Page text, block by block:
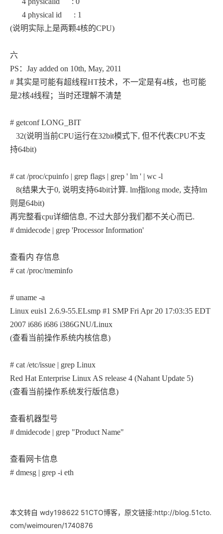
4 physical id : 1
(说明实际上是两颗4核的CPU)
六
PS：Jay added on 10th, May, 2011
# 其实是可能有超线程HT技术，不一定是有4核，也可能
是2核4线程；当时还理解不清楚
# getconf LONG_BIT
32(说明当前CPU运行在32bit模式下, 但不代表CPU不支
持64bit)
# cat /proc/cpuinfo | grep flags | grep ' lm ' | wc -l
8(结果大于0, 说明支持64bit计算. lm指long mode, 支持lm
则是64bit)
再完整看cpu详细信息, 不过大部分我们都不关心而已.
# dmidecode | grep 'Processor Information'
查看内 存信息
# cat /proc/meminfo
# uname -a
Linux euis1 2.6.9-55.ELsmp #1 SMP Fri Apr 20 17:03:35 EDT
2007 i686 i686 i386GNU/Linux
(查看当前操作系统内核信息)
# cat /etc/issue | grep Linux
Red Hat Enterprise Linux AS release 4 (Nahant Update 5)
(查看当前操作系统发行版信息)
查看机器型号
# dmidecode | grep "Product Name"
查看网卡信息
# dmesg | grep -i eth
本文转自 wdy198622 51CTO博客，原文链接:http://blog.51cto.
com/weimouren/1740876